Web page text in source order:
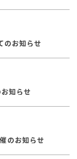
お知らせ
知らせ
のお知らせ